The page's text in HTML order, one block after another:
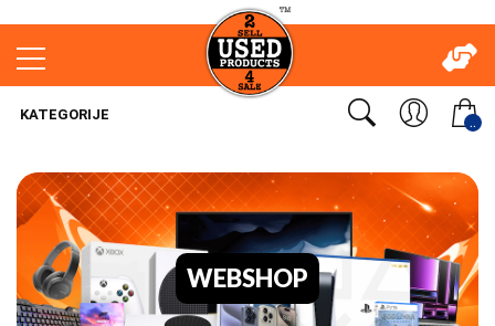
..
KATEGORIJE
WEBSHOP